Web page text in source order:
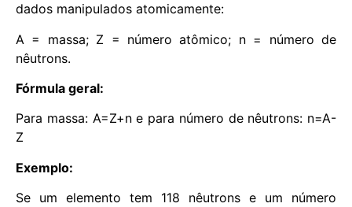
dados manipulados atomicamente:
A = massa; Z = número atômico; n = número de
nêutrons.
Fórmula geral:
Para massa: A=Z+n e para número de nêutrons: n=A-
Z
Exemplo:
Se um elemento tem 118 nêutrons e um número